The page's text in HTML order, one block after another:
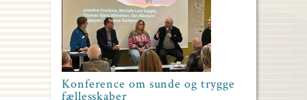
Konference om sunde og trygge
fællesskaber